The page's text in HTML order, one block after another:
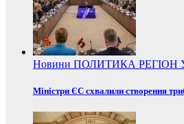
Новини ПОЛИТИКА РЕГІОН
Міністри ЄС схвалили створення